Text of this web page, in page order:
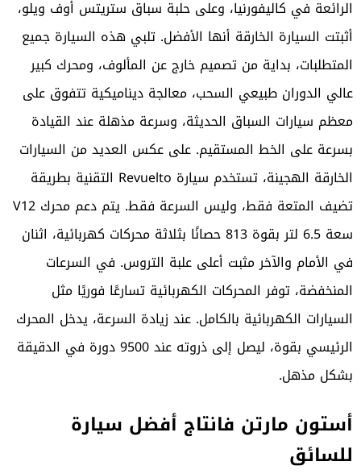
الرائعة في كاليفورنيا، وعلى حلبة سباق ستريتس أوف ويلو،
أثبتت السيارة الخارقة أنها الأفضل. تلبي هذه السيارة جميع
المتطلبات، بداية من تصميم خارج عن المألوف، ومحرك كبير
عالي الدوران طبيعي السحب، معالجة ديناميكية تتفوق على
معظم سيارات السباق الحديثة، وسرعة مذهلة عند القيادة
بسرعة على الخط المستقيم. على عكس العديد من السيارات
الخارقة الهجينة، تستخدم سيارة Revuelto التقنية بطريقة
تضيف المتعة فقط، وليس السرعة فقط. يتم دعم محرك V12
سعة 6.5 لتر بقوة 813 حصانًا بثلاثة محركات كهربائية، اثنان
في الأمام والآخر مثبت أعلى علبة التروس. في السرعات
المنخفضة، توفر المحركات الكهربائية تسارعًا فوريًا مثل
السيارات الكهربائية بالكامل. عند زيادة السرعة، يدخل المحرك
الرئيسي بقوة، ليصل إلى ذروته عند 9500 دورة في الدقيقة
بشكل مذهل.
أستون مارتن فانتاج أفضل سيارة
للسائق